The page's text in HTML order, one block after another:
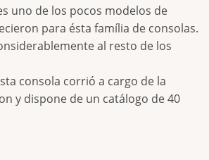
uno de los pocos modelos de
para ésta família de consolas.
al resto de los
consola corrió a cargo de la
y dispone de un catálogo de 40